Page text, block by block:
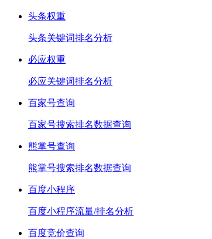
头条权重
头条关键词排名分析
必应权重
必应关键词排名分析
百家号查询
百家号搜索排名数据查询
熊掌号查询
熊掌号搜索排名数据查询
百度小程序
百度小程序流量/排名分析
百度竞价查询